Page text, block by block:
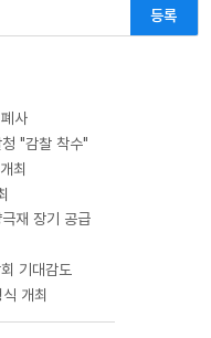
등록
사
"감찰 착수"
최
재 장기 공급
기대감도
개최